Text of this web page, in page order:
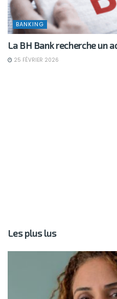
BANKING
La BH Bank recherche un
25 FÉVRIER 2026
Les plus lus